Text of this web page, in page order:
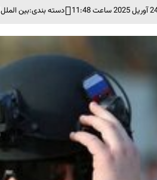
دسته بندی:بین الملل